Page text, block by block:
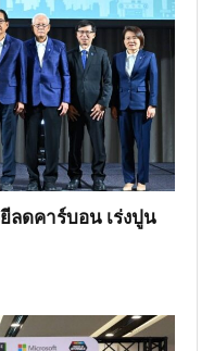
ลดคาร์บอน เร่งปูน